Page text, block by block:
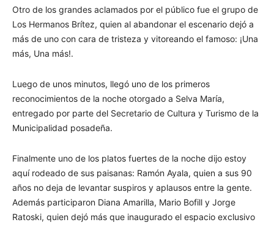
Otro de los grandes aclamados por el público fue el grupo de
Los Hermanos Brítez, quien al abandonar el escenario dejó a
más de uno con cara de tristeza y vitoreando el famoso: ¡Una
más, Una más!.
Luego de unos minutos, llegó uno de los primeros
reconocimientos de la noche otorgado a Selva María,
entregado por parte del Secretario de Cultura y Turismo de la
Municipalidad posadeña.
Finalmente uno de los platos fuertes de la noche dijo estoy
aquí rodeado de sus paisanas: Ramón Ayala, quien a sus 90
años no deja de levantar suspiros y aplausos entre la gente.
Además participaron Diana Amarilla, Mario Bofill y Jorge
Ratoski, quien dejó más que inaugurado el espacio exclusivo